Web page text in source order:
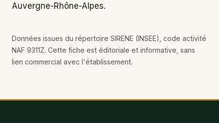
Auvergne-Rhône-Alpes.
Données issues du répertoire SIRENE (INSEE), code activité
NAF 9311Z. Cette fiche est éditoriale et informative, sans
lien commercial avec l'établissement.